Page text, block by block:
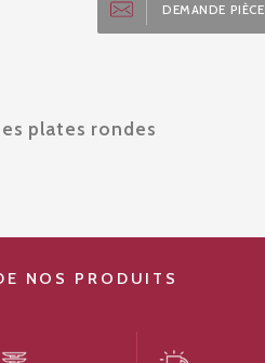
DEMANDE PIÈCE
plates rondes
NOS PRODUITS